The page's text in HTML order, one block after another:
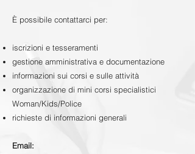
È possibile contattarci per:
iscrizioni e tesseramenti
gestione amministrativa e documentazione
informazioni sui corsi e sulle attività
organizzazione di mini corsi specialistici
Woman/Kids/Police
richieste di informazioni generali
Email: